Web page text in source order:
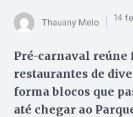
Thauany Melo 14
Pré-carnaval reúne
restaurantes de
forma blocos que
até chegar ao